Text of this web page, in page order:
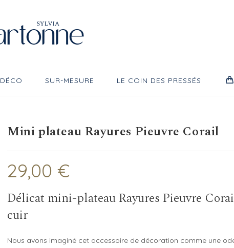
DÉCO SUR-MESURE LE COIN DES PRESSÉS
Mini plateau Rayures Pieuvre Corail
29,00 €
Délicat mini-plateau Rayures Pieuvre
cuir
Nous avons imaginé cet accessoire de décoration comme une